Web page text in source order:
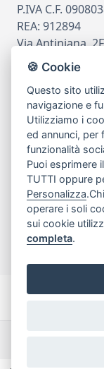
P.IVA C.F.
REA: 912894
Via Antiniana, 2F
80078 Pozzuoli
tel081.7515380
email
Assistenza
Chi siamo
My Account
Dichiarazione
🍪 Cookie
Questo sito
navigazione e
Utilizziamo i
ed annunci, per
funzionalità
Puoi esprimere
TUTTI oppure
Personalizza
operare i soli
sui cookie
completa.